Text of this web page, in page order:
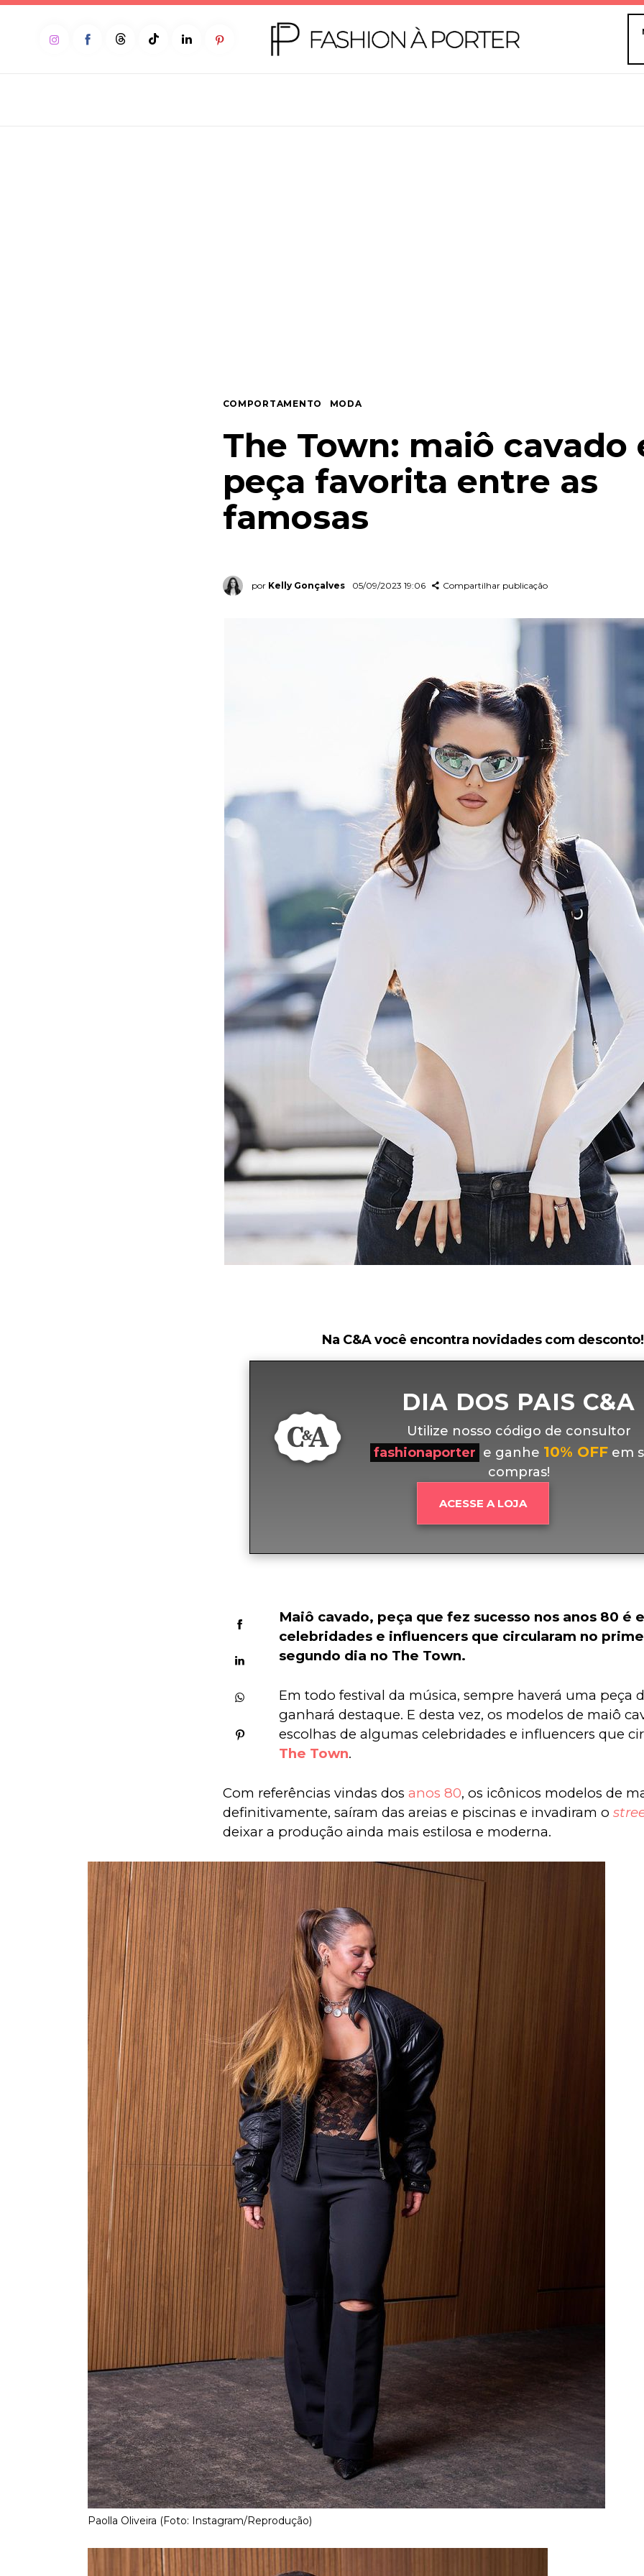
COMPORTAMENTO MODA
The Town: maiô cavado
peça favorita entre as
famosas
por Kelly Gonçalves 05/09/2023 19:06 Compartilhar publicação
Na C&A você encontra novidades com desconto!
DIA DOS PAIS C&A
Utilize nosso código de consultor
fashionaporter e ganhe 10% OFFem
compras!
ACESSE A LOJA
Maiô cavado, peça que fez sucesso nos anos 80 é
celebridades e influencers que circularam no
segundo dia no The Town.
Em todo festival da música, sempre haverá uma peça
ganhará destaque. E desta vez, os modelos de maiô
escolhas de algumas celebridades e influencers que
The Town.
Com referências vindas dos anos 80, os icônicos modelos de
definitivamente, saíram das areias e piscinas e invadiram o
deixar a produção ainda mais estilosa e moderna.
Paolla Oliveira (Foto: Instagram/Reprodução)